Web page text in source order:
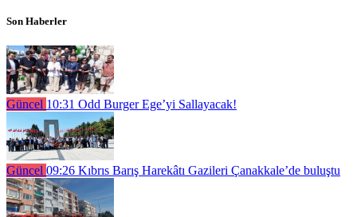
Son Haberler
Güncel 10:31 Odd Burger Ege’yi Sallayacak!
Güncel 09:26 Kıbrıs Barış Harekâtı Gazileri Çanakkale’de buluştu